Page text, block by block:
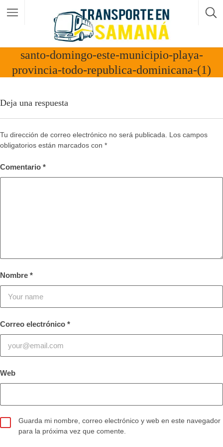
santo-domingo-este-municipio-playa-
provincia-todo-republica-dominicana-(1)
Deja una respuesta
Tu dirección de correo electrónico no será publicada.
Los campos
obligatorios están marcados con *
Comentario *
Nombre *
Correo electrónico *
Web
Guarda mi nombre, correo electrónico y web en este navegador
para la próxima vez que comente.